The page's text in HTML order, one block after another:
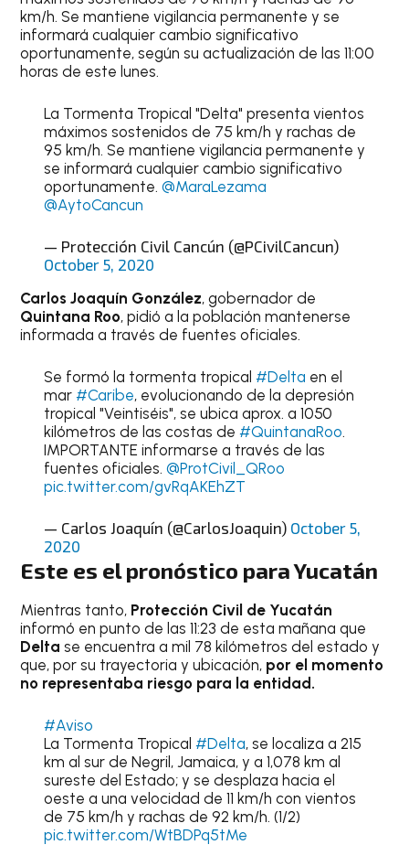
km/h. Se mantiene vigilancia permanente y se
informará cualquier cambio significativo
oportunamente, según su actualización de las 11:00
horas de este lunes.
La Tormenta Tropical "Delta" presenta vientos
máximos sostenidos de 75 km/h y rachas de
95 km/h. Se mantiene vigilancia permanente y
se informará cualquier cambio significativo
oportunamente. @MaraLezama
@AytoCancun
— Protección Civil Cancún (@PCivilCancun)
October 5, 2020
Carlos Joaquín González, gobernador de
Quintana Roo, pidió a la población mantenerse
informada a través de fuentes oficiales.
Se formó la tormenta tropical #Delta en el
mar #Caribe, evolucionando de la depresión
tropical "Veintiséis", se ubica aprox. a 1050
kilómetros de las costas de #QuintanaRoo.
IMPORTANTE informarse a través de las
fuentes oficiales. @ProtCivil_QRoo
pic.twitter.com/gvRqAKEhZT
— Carlos Joaquín (@CarlosJoaquin) October 5,
2020
Este es el pronóstico para Yucatán
Mientras tanto, Protección Civil de Yucatán
informó en punto de las 11:23 de esta mañana que
Delta se encuentra a mil 78 kilómetros del estado y
que, por su trayectoria y ubicación, por el momento
no representaba riesgo para la entidad.
#Aviso
La Tormenta Tropical #Delta, se localiza a 215
km al sur de Negril, Jamaica, y a 1,078 km al
sureste del Estado; y se desplaza hacia el
oeste a una velocidad de 11 km/h con vientos
de 75 km/h y rachas de 92 km/h. (1/2)
pic.twitter.com/WtBDPq5tMe